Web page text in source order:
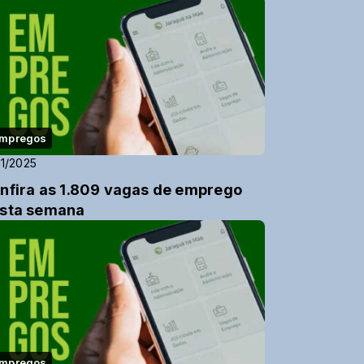
2025
as 1.809 vagas de emprego
semana